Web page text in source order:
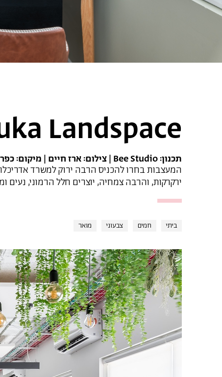
*יש להזין את המספר הטלפון הנייד שלך ונשלח לך קוד אימות
Landspace
תכנון: Bee Studio | צילום: ארז חיים | מיקום: כפר סבא |
המעצבות בחרו להכניס הרבה ירוק למשרד
ירקרקות, והרבה צמחיה, יוצרים חלל הרמוני, נעים
ביתי חמים צבעוני מואר